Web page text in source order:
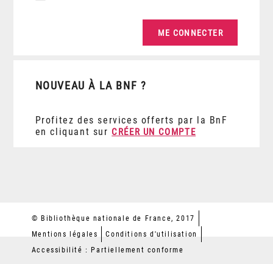
NOUVEAU À LA BNF ?
Profitez des services offerts par la BnF
en cliquant sur CRÉER UN COMPTE
© Bibliothèque nationale de France, 2017
Mentions légales
Conditions d'utilisation
Accessibilité : Partiellement conforme